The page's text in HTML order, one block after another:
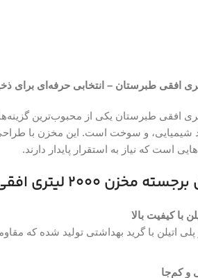
2000 لیتری افقی طبرستان یکی از محبوب‌ترین
شیمیایی، و سوخت است. این مخزن با
است که نیاز به استقرار پایدار دارند.
2000 لیتری افقی طبرستان
با کیفیت بالا
و کم‌جا